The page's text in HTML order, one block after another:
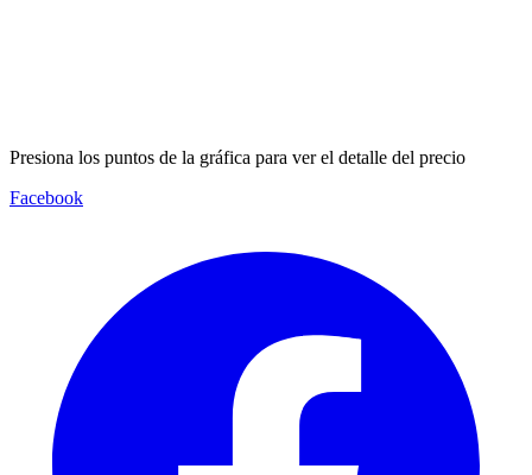
Presiona los puntos de la gráfica para ver el detalle del precio
Facebook